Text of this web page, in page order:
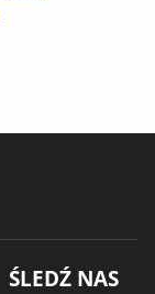
ŚLEDŹ NAS